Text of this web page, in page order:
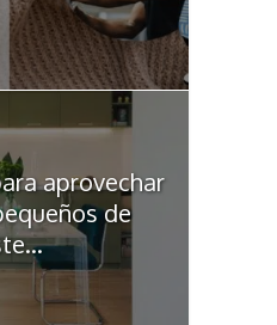
aprovechar
de